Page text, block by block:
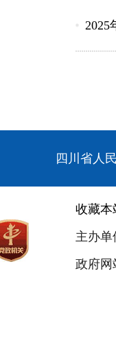
2025
四川省人
收藏本
主办
政府网